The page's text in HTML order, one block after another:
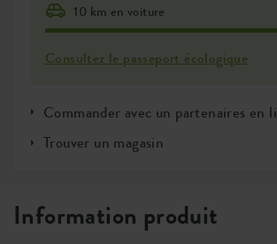
10 km en voiture
Consultez le passeport écologique
Commander avec un partenaires en
Trouver un magasin
Information produit